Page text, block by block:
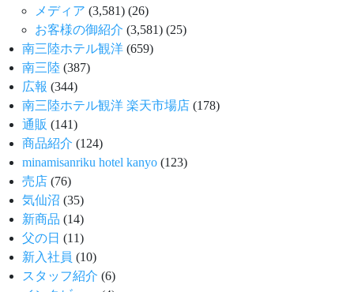
メディア (3,581) (26)
お客様の御紹介 (3,581) (25)
南三陸ホテル観洋 (659)
南三陸 (387)
広報 (344)
南三陸ホテル観洋 楽天市場店 (178)
通販 (141)
商品紹介 (124)
minamisanriku hotel kanyo (123)
売店 (76)
気仙沼 (35)
新商品 (14)
父の日 (11)
新入社員 (10)
スタッフ紹介 (6)